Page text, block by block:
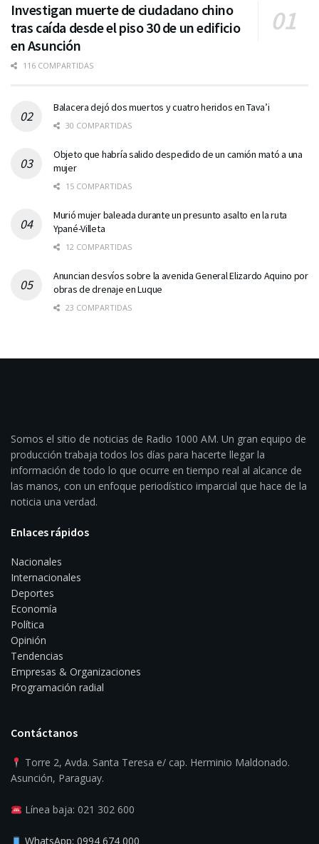
Investigan muerte de ciudadano chino
tras caída desde el piso 30 de un edificio
en Asunción
116 COMPARTIDAS
Balacera dejó dos muertos y cuatro heridos en Tava’i
30 COMPARTIDAS
Objeto que habría salido despedido de un camión mató a una
mujer
15 COMPARTIDAS
Murió mujer baleada durante un presunto asalto en la ruta
Ypané-Villeta
12 COMPARTIDAS
Anuncian desvíos sobre la avenida General Elizardo Aquino por
obras de drenaje en Luque
23 COMPARTIDAS
Somos el sitio de noticias de Radio 1000 AM. Un gran equipo de
producción trabaja todos los días para hacerte llegar la
información de todo lo que ocurre en tiempo real al alcance de
las manos, con un enfoque periodístico imparcial que hace de la
noticia una verdad.
Enlaces rápidos
Nacionales
Internacionales
Deportes
Economía
Política
Opinión
Tendencias
Empresas & Organizaciones
Programación radial
Contáctanos
Torre 2, Avda. Santa Teresa e/ cap. Herminio Maldonado.
Asunción, Paraguay.
Línea baja: 021 302 600
WhatsApp: 0994 674 000